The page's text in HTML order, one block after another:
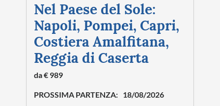
Nel Paese del Sole:
Napoli, Pompei, Capri,
Costiera Amalfitana,
Reggia di Caserta
da € 989
PROSSIMA PARTENZA: 18/08/2026